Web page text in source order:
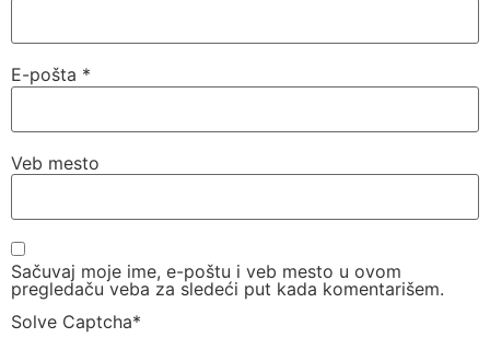
E-pošta *
Veb mesto
Sačuvaj moje ime, e-poštu i veb mesto u ovom
pregledaču veba za sledeći put kada komentarišem.
Solve Captcha*